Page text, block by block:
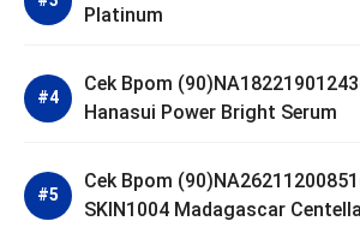
Platinum
Cek Bpom
Hanasui Power Bright Serum
Cek Bpom
SKIN1004 Madagascar